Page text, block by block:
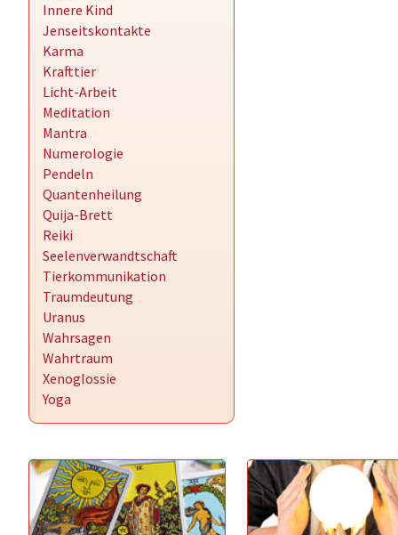
Innere Kind
Jenseitskontakte
Karma
Krafttier
Licht-Arbeit
Meditation
Mantra
Numerologie
Pendeln
Quantenheilung
Quija-Brett
Reiki
Seelenverwandtschaft
Tierkommunikation
Traumdeutung
Uranus
Wahrsagen
Wahrtraum
Xenoglossie
Yoga